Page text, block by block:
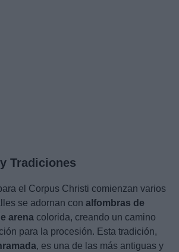
Tradiciones
el Corpus Christi comienzan varios
se adornan con alfombras de
arena colorida, creando un camino
para la procesión. Esta tradición,
, es una de las más antiguas y